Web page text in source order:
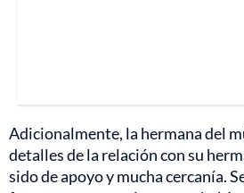
Adicionalmente, la hermana del
detalles de la relación con su
sido de apoyo y mucha cercanía.